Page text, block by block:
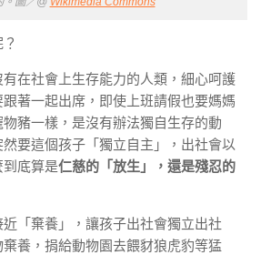
在社會上生存能力的人類，細心呵護
著一起出席，即使上班請假也要媽媽
豬一樣，是沒有辦法獨自生存的動
要這個孩子「獨立自主」，出社會以
底算是仁慈的「放生」，還是殘忍的
「棄養」，讓孩子出社會獨立出社
養，捐給動物園去餵豺狼虎豹等猛